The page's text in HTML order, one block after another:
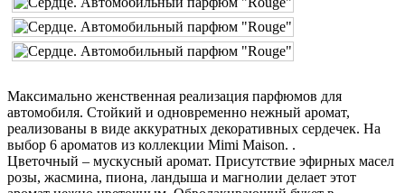
Максимально женственная реализация парфюмов для
автомобиля. Стойкий и одновременно нежный аромат,
реализованы в виде аккуратных декоративных сердечек. На
выбор 6 ароматов из коллекции Mimi Maison. .
Цветочный – мускусный аромат. Присутствие эфирных масел
розы, жасмина, пиона, ландыша и магнолии делает этот